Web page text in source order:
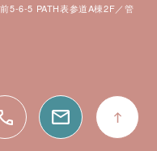
5-6-5 PATH表参道A棟2F／管